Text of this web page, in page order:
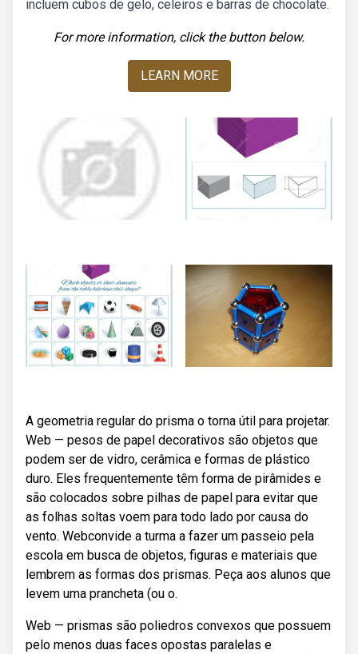
incluem cubos de gelo, celeiros e barras de chocolate.
For more information, click the button below.
LEARN MORE
A geometria regular do prisma o torna útil para projetar.
Web — pesos de papel decorativos são objetos que
podem ser de vidro, cerâmica e formas de plástico
duro. Eles frequentemente têm forma de pirâmides e
são colocados sobre pilhas de papel para evitar que
as folhas soltas voem para todo lado por causa do
vento. Webconvide a turma a fazer um passeio pela
escola em busca de objetos, figuras e materiais que
lembrem as formas dos prismas. Peça aos alunos que
levem uma prancheta (ou o.
Web — prismas são poliedros convexos que possuem
pelo menos duas faces opostas paralelas e